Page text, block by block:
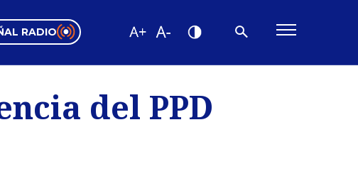
RADIO
Tendenciasdel PPD